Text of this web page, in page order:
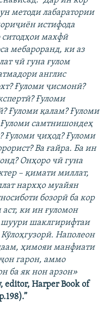
методи лабаратории
истифода
махфӣ
мебароранд, ки аз
чӣ гуна ғулом
англис
Ғуломи ҷисмонӣ?
Ғуломи
Ғуломи қалам? Ғуломи
самтнишондеҳ
Ғуломи ҷиҳод? Ғуломи
Ва ғайра. Ба ин
Онҳоро чӣ гуна
– қимати миллат,
нархҳо муайян
бозорӣ ба кор
ки ин ғуломон
шуури шаклгирифтаи
Наполеон
ҳимояи манфиати
гарон, аммо
ба як нон арзон»
editor, Harper Book of